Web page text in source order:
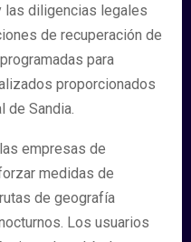
las diligencias legales
de recuperación de
para
proporcionados
de Sandia.
empresas de
medidas de
de geografía
Los usuarios